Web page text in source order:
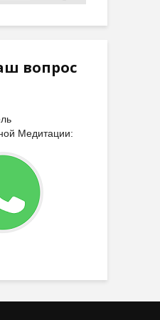
вопрос
Медитации: